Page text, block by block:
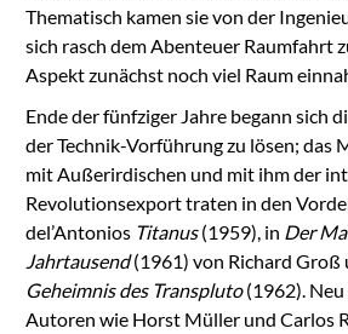
Thematisch kamen sie von der
sich rasch dem Abenteuer Raumfahrt
Aspekt zunächst noch viel Raum
Ende der fünfziger Jahre begann sich
der Technik-Vorführung zu lösen; das
mit Außerirdischen und mit ihm der
Revolutionsexport traten in den
del’Antonios Titanus(1959), in Der
Jahrtausend(1961) von Richard Groß
Geheimnis des Transpluto(1962).
Autoren wie Horst Müller und Carlos